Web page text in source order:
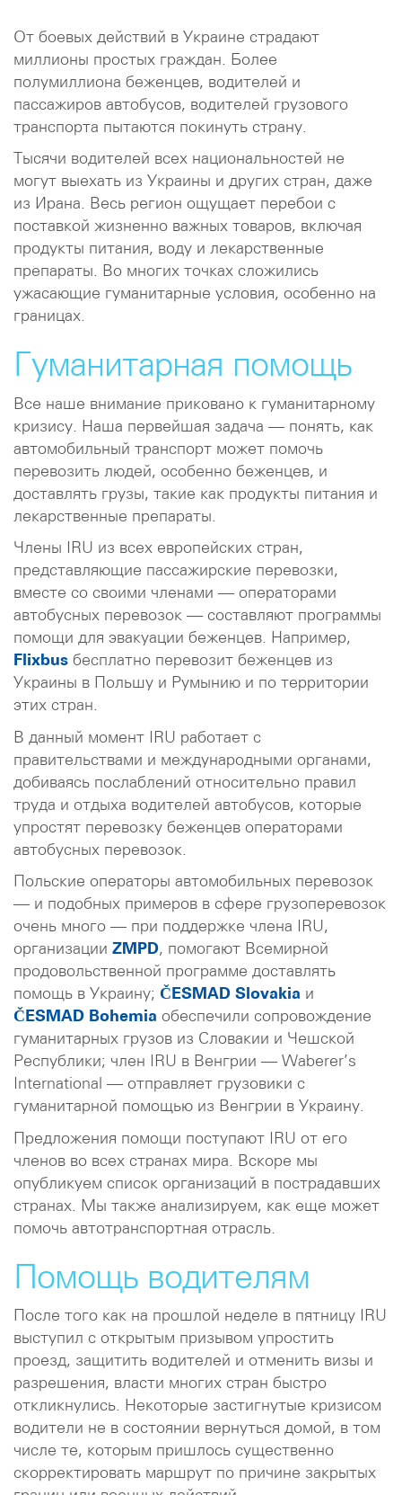
От боевых действий в Украине страдают
миллионы простых граждан. Более
полумиллиона беженцев, водителей и
пассажиров автобусов, водителей грузового
транспорта пытаются покинуть страну.
Тысячи водителей всех национальностей не
могут выехать из Украины и других стран, даже
из Ирана. Весь регион ощущает перебои с
поставкой жизненно важных товаров, включая
продукты питания, воду и лекарственные
препараты. Во многих точках сложились
ужасающие гуманитарные условия, особенно на
границах.
Гуманитарная помощь
Все наше внимание приковано к гуманитарному
кризису. Наша первейшая задача — понять, как
автомобильный транспорт может помочь
перевозить людей, особенно беженцев, и
доставлять грузы, такие как продукты питания и
лекарственные препараты.
Члены IRU из всех европейских стран,
представляющие пассажирские перевозки,
вместе со своими членами — операторами
автобусных перевозок — составляют программы
помощи для эвакуации беженцев. Например,
Flixbus бесплатно перевозит беженцев из
Украины в Польшу и Румынию и по территории
этих стран.
В данный момент IRU работает с
правительствами и международными органами,
добиваясь послаблений относительно правил
труда и отдыха водителей автобусов, которые
упростят перевозку беженцев операторами
автобусных перевозок.
Польские операторы автомобильных перевозок
— и подобных примеров в сфере грузоперевозок
очень много — при поддержке члена IRU,
организации ZMPD, помогают Всемирной
продовольственной программе доставлять
помощь в Украину; ČESMAD Slovakia и
ČESMAD Bohemia обеспечили сопровождение
гуманитарных грузов из Словакии и Чешской
Республики; член IRU в Венгрии — Waberer’s
International — отправляет грузовики с
гуманитарной помощью из Венгрии в Украину.
Предложения помощи поступают IRU от его
членов во всех странах мира. Вскоре мы
опубликуем список организаций в пострадавших
странах. Мы также анализируем, как еще может
помочь автотранспортная отрасль.
Помощь водителям
После того как на прошлой неделе в пятницу IRU
выступил с открытым призывом упростить
проезд, защитить водителей и отменить визы и
разрешения, власти многих стран быстро
откликнулись. Некоторые застигнутые кризисом
водители не в состоянии вернуться домой, в том
числе те, которым пришлось существенно
скорректировать маршрут по причине закрытых